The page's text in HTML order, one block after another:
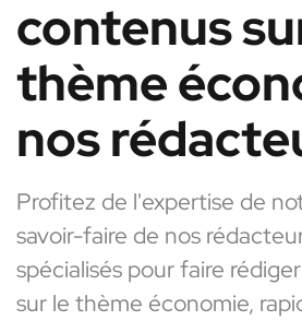
contenus
thème
nos
Profitez de l'expertise de
savoir-faire de nos
spécialisés pour faire
sur le thème économie,